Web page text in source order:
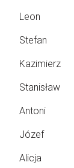
Leon
Stefan
Kazimierz
Stanisław
Antoni
Józef
Alicja